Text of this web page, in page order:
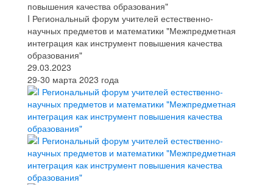
повышения качества образования"
I Региональный форум учителей естественно-
научных предметов и математики "Межпредметная
интеграция как инструмент повышения качества
образования"
29.03.2023
29-30 марта 2023 года